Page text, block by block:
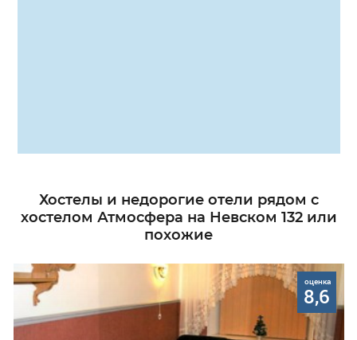
Хостелы и недорогие отели рядом с
хостелом Атмосфера на Невском 132 или
похожие
оценка
8,6